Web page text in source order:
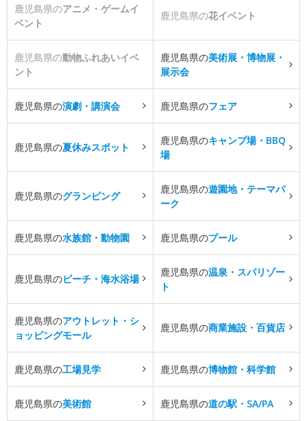
鹿児島県のアニメ・ゲームイ
ベント
鹿児島県の花イベント
鹿児島県の動物ふれあいイベ
ント
鹿児島県の美術展・博物展・
展示会
鹿児島県の演劇・講演会 鹿児島県のフェア
鹿児島県の夏休みスポット
鹿児島県のキャンプ場・BBQ
場
鹿児島県のグランピング
鹿児島県の遊園地・テーマパ
ーク
鹿児島県の水族館・動物園 鹿児島県のプール
鹿児島県のビーチ・海水浴場
鹿児島県の温泉・スパリゾー
ト
鹿児島県のアウトレット・シ
ョッピングモール
鹿児島県の商業施設・百貨店
鹿児島県の工場見学 鹿児島県の博物館・科学館
鹿児島県の美術館 鹿児島県の道の駅・SA/PA